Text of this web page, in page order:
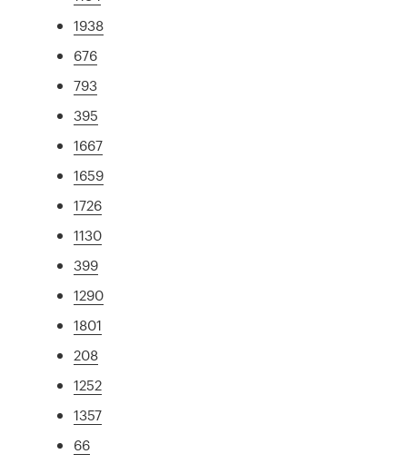
1938
676
793
395
1667
1659
1726
1130
399
1290
1801
208
1252
1357
66